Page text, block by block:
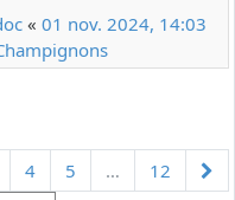
« 01 nov. 2024, 14:03
4 5 … 12